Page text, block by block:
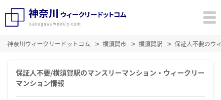
神奈川ウィークリードットコム 横須賀市 横須賀駅 保証人不要のウ
保証人不要/横須賀駅のマンスリーマンション・ウィークリー
マンション情報